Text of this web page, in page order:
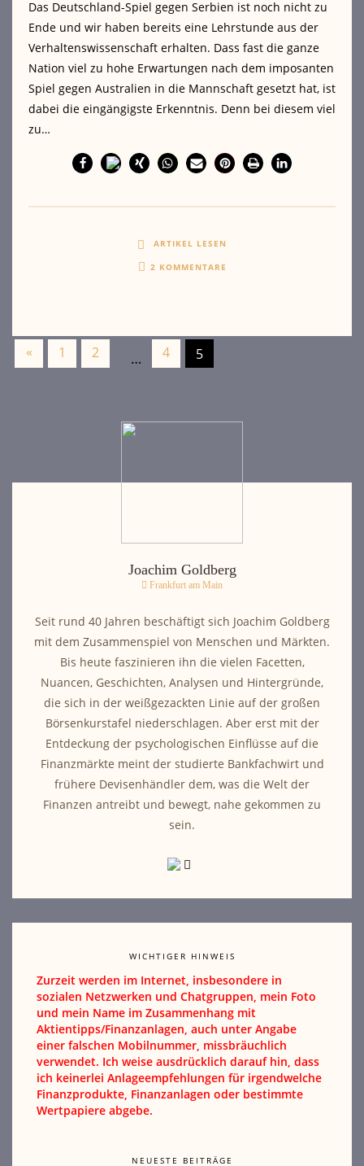
« 1 2 … 4 5
Das Deutschland-Spiel gegen Serbien ist noch nicht zu
Ende und wir haben bereits eine Lehrstunde aus der
Verhaltenswissenschaft erhalten. Dass fast die ganze
Nation viel zu hohe Erwartungen nach dem imposanten
Spiel gegen Australien in die Mannschaft gesetzt hat, ist
dabei die eingängigste Erkenntnis. Denn bei diesem viel
zu…
ARTIKEL LESEN
2 KOMMENTARE
Joachim Goldberg
Frankfurt am Main
Seit rund 40 Jahren beschäftigt sich Joachim Goldberg
mit dem Zusammenspiel von Menschen und Märkten.
Bis heute faszinieren ihn die vielen Facetten,
Nuancen, Geschichten, Analysen und Hintergründe,
die sich in der weißgezackten Linie auf der großen
Börsenkurstafel niederschlagen. Aber erst mit der
Entdeckung der psychologischen Einflüsse auf die
Finanzmärkte meint der studierte Bankfachwirt und
frühere Devisenhändler dem, was die Welt der
Finanzen antreibt und bewegt, nahe gekommen zu
sein.
WICHTIGER HINWEIS
Zurzeit werden im Internet, insbesondere in
sozialen Netzwerken und Chatgruppen, mein Foto
und mein Name im Zusammenhang mit
Aktientipps/Finanzanlagen, auch unter Angabe
einer falschen Mobilnummer, missbräuchlich
verwendet. Ich weise ausdrücklich darauf hin, dass
ich keinerlei Anlageempfehlungen für irgendwelche
Finanzprodukte, Finanzanlagen oder bestimmte
Wertpapiere abgebe.
NEUESTE BEITRÄGE